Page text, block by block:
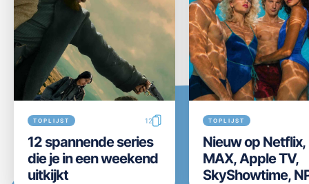
TOPLIJST 12
12 spannende series
die je in een weekend
uitkijkt
TOPLIJST
Nieuw op Netflix,
MAX, Apple TV,
SkyShowtime,